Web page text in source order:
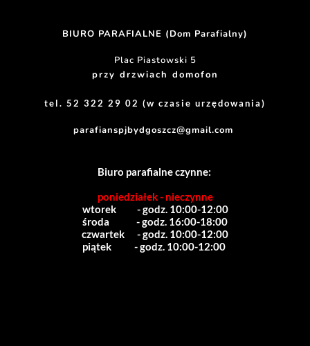
BIURO PARAFIALNE (Dom Parafialny)
Plac Piastowski 5
przy drzwiach domofon
tel. 52 322 29 02 (w czasie urzędowania)
parafianspjbydgoszcz@gmail.com
Biuro parafialne czynne:
poniedziałek - nieczynne
wtorek          - godz. 10:00-12:00
środa             - godz. 16:00-18:00
czwartek      - godz. 10:00-12:00
piątek           - godz. 10:00-12:00